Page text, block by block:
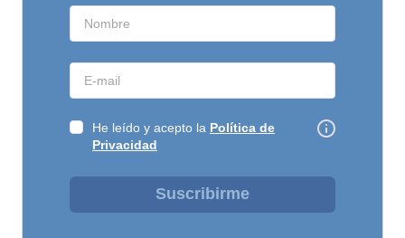
He leído y acepto la Política de
Privacidad
Suscribirme